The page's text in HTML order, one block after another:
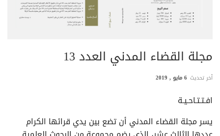
مجلة القضاء المدني العدد 13
آخر تحديث 6 مايو , 2019
افـتـتـاحـيـة
يسر مجلة القضاء المدني أن تضع بين يدي قرائها الكرام